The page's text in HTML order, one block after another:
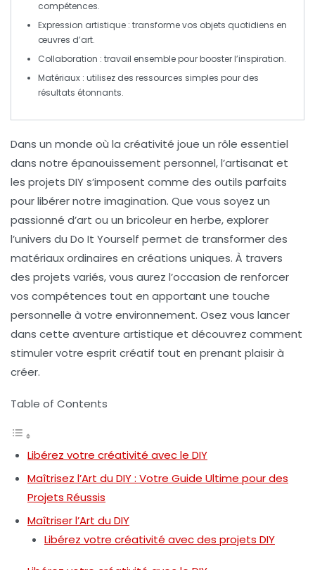
compétences.
Expression artistique : transforme vos objets quotidiens en
œuvres d’art.
Collaboration : travail ensemble pour booster l’inspiration.
Matériaux : utilisez des ressources simples pour des
résultats étonnants.
Dans un monde où la créativité joue un rôle essentiel
dans notre épanouissement personnel, l’artisanat et
les projets DIYs’imposent comme des outils parfaits
pour libérer notre imagination. Que vous soyez un
passionné d’art ou un bricoleur en herbe, explorer
l’univers du Do It Yourself permet de transformer des
matériaux ordinaires en créations uniques. À travers
des projets variés, vous aurez l’occasion de renforcer
vos compétences tout en apportant une touche
personnelle à votre environnement. Osez vous lancer
dans cette aventure artistique et découvrez comment
stimuler votre esprit créatif tout en prenant plaisir à
créer.
Table of Contents
Libérez votre créativité avec le DIY
Maîtrisez l’Art du DIY : Votre Guide Ultime pour des
Projets Réussis
Maîtriser l’Art du DIY
Libérez votre créativité avec des projets DIY